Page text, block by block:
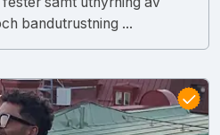
bandutrustning ...